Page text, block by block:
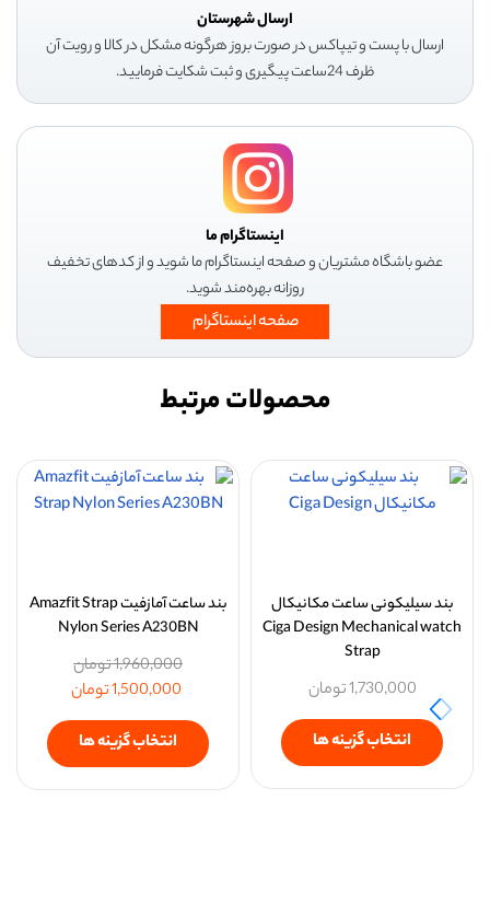
ارسال شهرستان
ارسال با پست و تیپاکس در صورت بروز هرگونه مشکل در کالا و رویت آن
ظرف 24ساعت پیگیری و ثبت شکایت فرمایید.
اینستاگرام ما
عضو باشگاه مشتریان و صفحه اینستاگرام ما شوید و از کدهای تخفیف
روزانه بهره‌مند شوید.
صفحه اینستاگرام
محصولات مرتبط
بند سیلیکونی ساعت مکانیکال
Ciga Design Mechanical watch
Strap
1,730,000تومان
انتخاب گزینه ها
بند ساعت‌ آمازفیت Amazfit Strap
Nylon Series A230BN
1,960,000تومان
1,500,000تومان
انتخاب گزینه ها